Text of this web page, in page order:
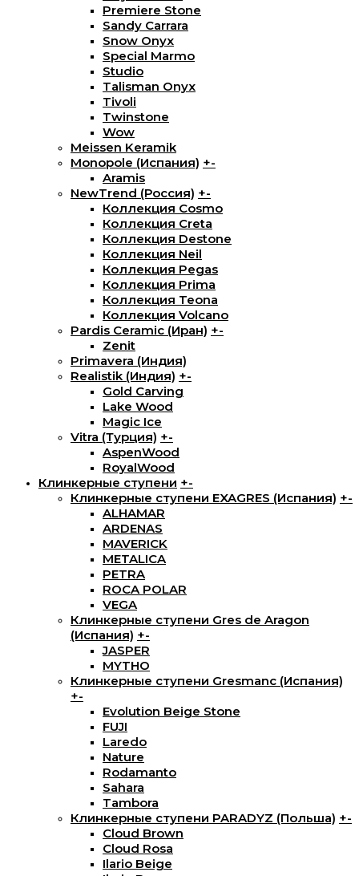
Premiere Stone
Sandy Carrara
Snow Onyx
Special Marmo
Studio
Talisman Onyx
Tivoli
Twinstone
Wow
Meissen Keramik
Monopole (Испания) +-
Aramis
NewTrend (Россия) +-
Коллекция Cosmo
Коллекция Creta
Коллекция Destone
Коллекция Neil
Коллекция Pegas
Коллекция Prima
Коллекция Teona
Коллекция Volcano
Pardis Ceramic (Иран) +-
Zenit
Primavera (Индия)
Realistik (Индия) +-
Gold Carving
Lake Wood
Magic Ice
Vitra (Турция) +-
AspenWood
RoyalWood
Клинкерные ступени +-
Клинкерные ступени EXAGRES (Испания) +-
ALHAMAR
ARDENAS
MAVERICK
METALICA
PETRA
ROCA POLAR
VEGA
Клинкерные ступени Gres de Aragon
(Испания) +-
JASPER
MYTHO
Клинкерные ступени Gresmanc (Испания)
+-
Evolution Beige Stone
FUJI
Laredo
Nature
Rodamanto
Sahara
Tambora
Клинкерные ступени PARADYZ (Польша) +-
Cloud Brown
Cloud Rosa
Ilario Beige